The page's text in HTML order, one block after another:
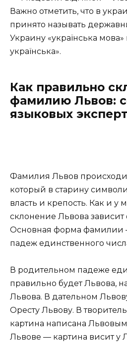
Важно отметить, что в
принято называть
Украину «українська
українська».
Как правильно
фамилию Львов:
языковых
Фамилия Львов
который в старину
власть и крепость. Как и у
склонение Львова зависит
Основная форма фамилии
падеж единственного
В родительном падеже
правильно будет Львова,
Львова. В дательном
Оресту Львову. В
картина написана
Львове — картина висит у